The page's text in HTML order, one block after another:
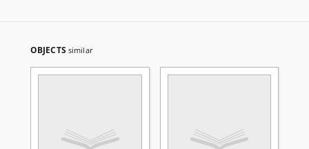
OBJECTS similar